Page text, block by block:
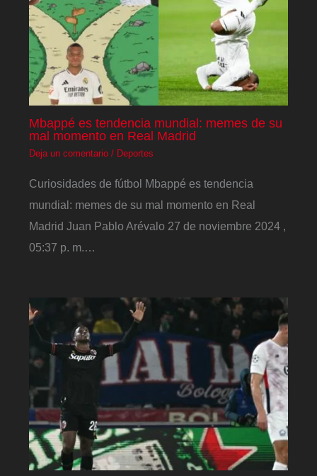
Mbappé es tendencia mundial: memes de su
mal momento en Real Madrid
Deja un comentario / Deportes
Curiosidades de fútbol Mbappé es tendencia
mundial: memes de su mal momento en Real
Madrid Juan Pablo Arévalo 27 de noviembre 2024 ,
05:37 p. m.…